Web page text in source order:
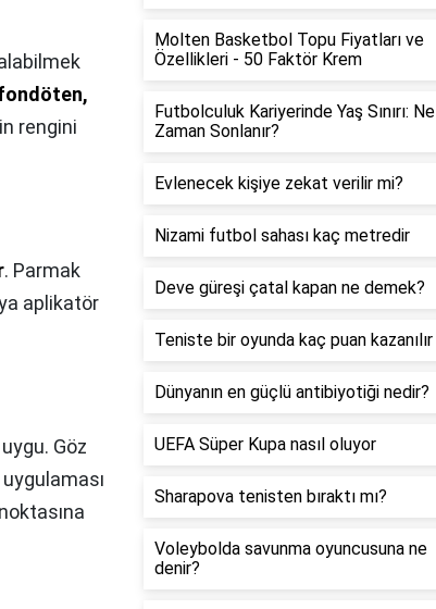
rengini
. Parmak
aplikatör
uygu. Göz
Molten Basketbol Topu Fiyatları ve
Özellikleri - 50 Faktör Krem
Futbolculuk Kariyerinde Yaş Sınırı: Ne
Zaman Sonlanır?
Evlenecek kişiye zekat verilir mi?
Nizami futbol sahası kaç metredir
Deve güreşi çatal kapan ne demek?
Teniste bir oyunda kaç puan kazanılır
Dünyanın en güçlü antibiyotiği nedir?
UEFA Süper Kupa nasıl oluyor
Sharapova tenisten bıraktı mı?
Voleybolda savunma oyuncusuna ne
denir?